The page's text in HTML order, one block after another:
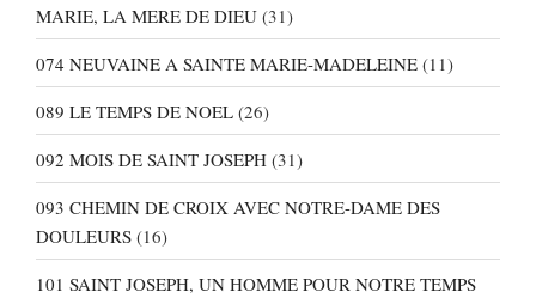
MARIE, LA MERE DE DIEU (31)
074 NEUVAINE A SAINTE MARIE-MADELEINE (11)
089 LE TEMPS DE NOEL (26)
092 MOIS DE SAINT JOSEPH (31)
093 CHEMIN DE CROIX AVEC NOTRE-DAME DES
DOULEURS (16)
101 SAINT JOSEPH, UN HOMME POUR NOTRE TEMPS